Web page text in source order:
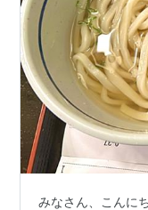
みなさん、こんに